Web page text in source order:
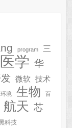
program
三
医学 华
微软 技术
环境 生物 百
航天 芯
科技